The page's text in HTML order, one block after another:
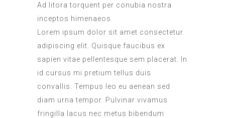
Ad litora torquent per conubia nostra
inceptos himenaeos.
Lorem ipsum dolor sit amet consectetur
adipiscing elit. Quisque faucibus ex
sapien vitae pellentesque sem placerat. In
id cursus mi pretium tellus duis
convallis. Tempus leo eu aenean sed
diam urna tempor. Pulvinar vivamus
fringilla lacus nec metus bibendum